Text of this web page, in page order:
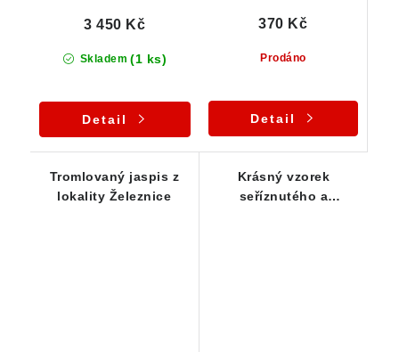
Skladem (1 ks)
3 450 Kč
Detail
Prodáno
370 Kč
Detail
Tromlovaný jaspis z
lokality Železnice
Krásný vzorek
seříznutého a